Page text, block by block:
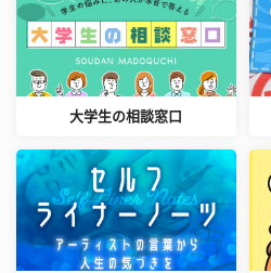
大学生の相談窓口